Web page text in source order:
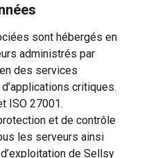
sont hébergés en
administrés par
des services
critiques.
ISO 27001.
et de contrôle
les serveurs ainsi
de Sellsy